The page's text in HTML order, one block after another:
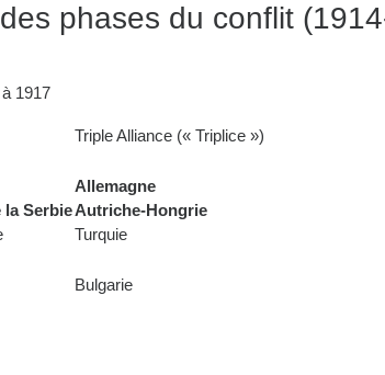
phases du conflit
1917
la Serbie
Allemagne
Autriche-Hongrie
Turquie
Bulgarie
Triple Alliance (« Triplice »)